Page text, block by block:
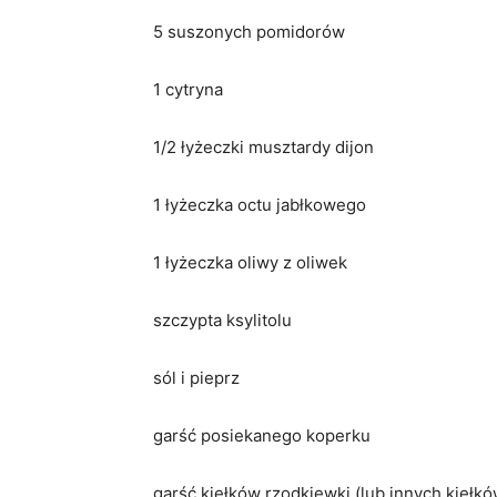
5 suszonych pomidorów
1 cytryna
1/2 łyżeczki musztardy dijon
1 łyżeczka octu jabłkowego
1 łyżeczka oliwy z oliwek
szczypta ksylitolu
sól i pieprz
garść posiekanego koperku